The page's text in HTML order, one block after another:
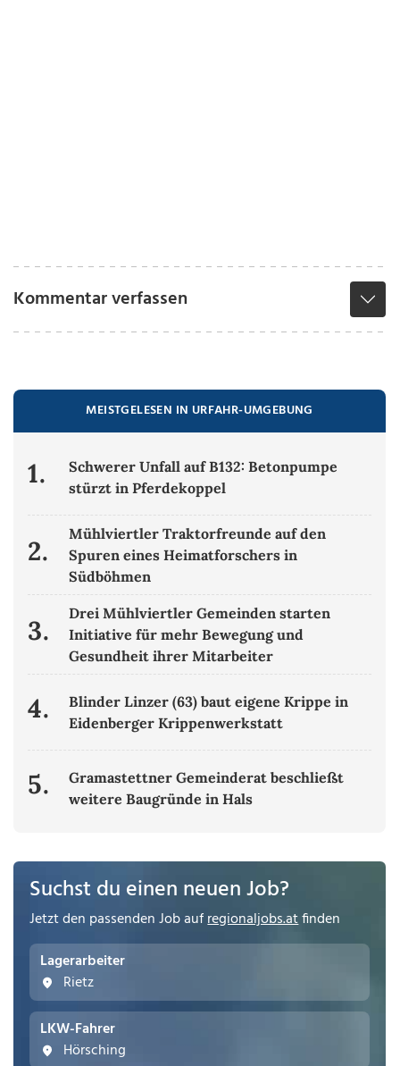
Kommentar verfassen
MEISTGELESEN IN URFAHR-UMGEBUNG
1.
Schwerer Unfall auf B132: Betonpumpe
stürzt in Pferdekoppel
2.
Mühlviertler Traktorfreunde auf den
Spuren eines Heimatforschers in
Südböhmen
3.
Drei Mühlviertler Gemeinden starten
Initiative für mehr Bewegung und
Gesundheit ihrer Mitarbeiter
4.
Blinder Linzer (63) baut eigene Krippe in
Eidenberger Krippenwerkstatt
5.
Gramastettner Gemeinderat beschließt
weitere Baugründe in Hals
Suchst du einen neuen Job?
Jetzt den passenden Job aufregionaljobs.atfinden
Lagerarbeiter
Rietz
LKW-Fahrer
Hörsching